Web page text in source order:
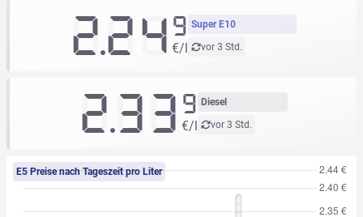
Super E10
vor 3 Std.
2.249
€/l
Diesel
vor 3 Std.
2.33 9
€/l
E5 Preise nach Tageszeit pro Liter